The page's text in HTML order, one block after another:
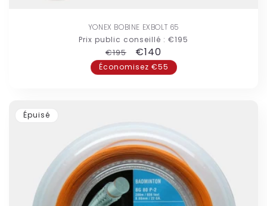
YONEX BOBINE EXBOLT 65
Prix public conseillé : €195
Prix
habituel
€195
Prix
promotionnel
€140
Économisez €55
Épuisé